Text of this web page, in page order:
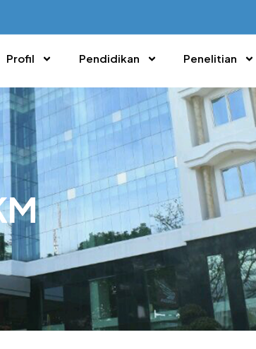
Profil Pendidikan Penelitian